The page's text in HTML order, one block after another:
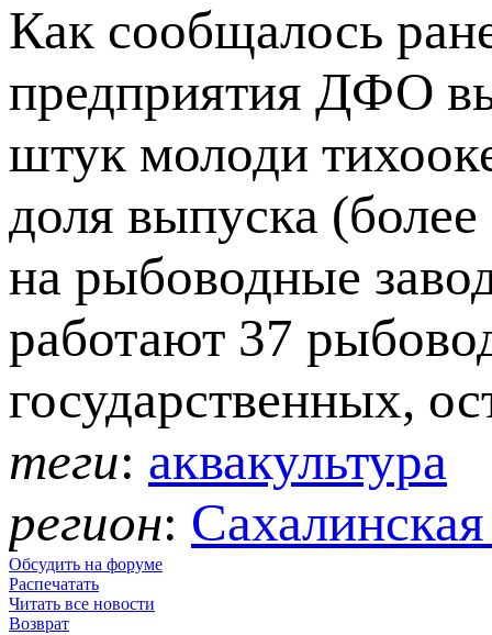
Как сообщалось
предприятия ДФО
штук молоди
доля выпуска
на рыбоводные
работают 37
государственных,
теги: аквакультура
регион:
Обсудить на форуме
Распечатать
Читать все новости
Возврат